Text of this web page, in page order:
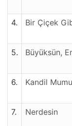
4.
Bir Çiçek
5.
Büyüksün,
6.
Kandil Mumu
7.
Nerdesin